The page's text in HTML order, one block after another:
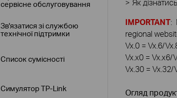
сервісне обслуговування
Зв'язатися зі службою
технічної підтримки
Список сумісності
Симулятор TP-Link
IMPORTANT:
regional
Vx.0 = Vx.6/
Vx.x0 = Vx.x6/
Vx.30 = Vx.32/
Огляд